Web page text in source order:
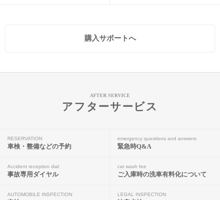
購入サポートへ
AFTER SERVICE
アフターサービス
RESERVATION
車検・整備などの予約
emergency questions and answers
緊急時Q&A
Accident reception dial
事故専用ダイヤル
car wash fee
ご入庫時の洗車有料化について
AUTOMOBILE INSPECTION LEGAL INSPECTION